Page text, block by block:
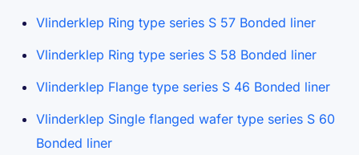
Vlinderklep Ring type series S 57 Bonded liner
Vlinderklep Ring type series S 58 Bonded liner
Vlinderklep Flange type series S 46 Bonded liner
Vlinderklep Single flanged wafer type series S 60
Bonded liner